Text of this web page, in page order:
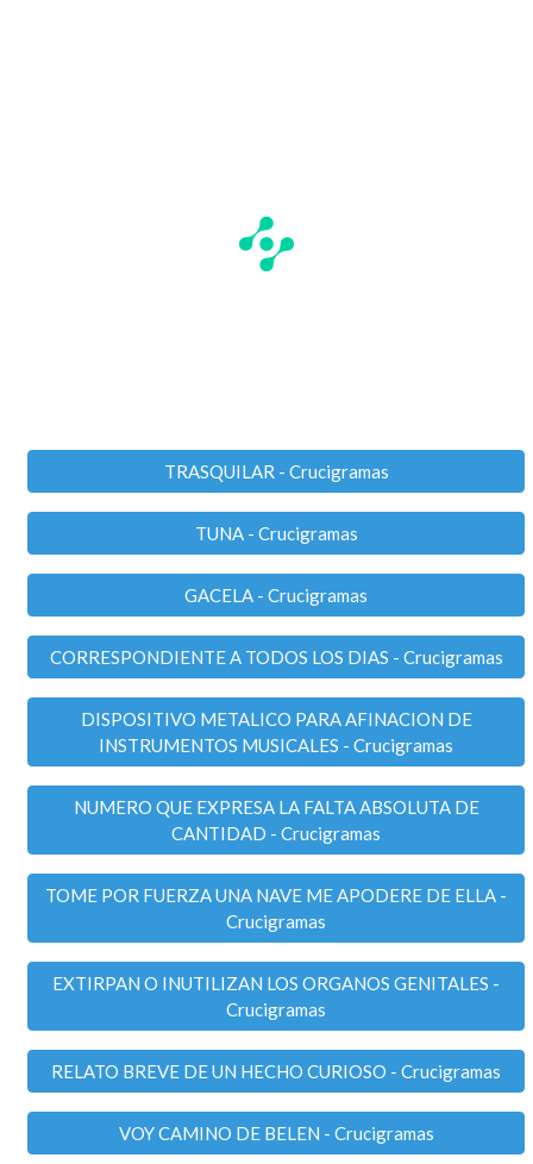
TRASQUILAR - Crucigramas
TUNA - Crucigramas
GACELA - Crucigramas
CORRESPONDIENTE A TODOS LOS DIAS - Crucigramas
DISPOSITIVO METALICO PARA AFINACION DE
INSTRUMENTOS MUSICALES - Crucigramas
NUMERO QUE EXPRESA LA FALTA ABSOLUTA DE
CANTIDAD - Crucigramas
TOME POR FUERZA UNA NAVE ME APODERE DE ELLA -
Crucigramas
EXTIRPAN O INUTILIZAN LOS ORGANOS GENITALES -
Crucigramas
RELATO BREVE DE UN HECHO CURIOSO - Crucigramas
VOY CAMINO DE BELEN - Crucigramas